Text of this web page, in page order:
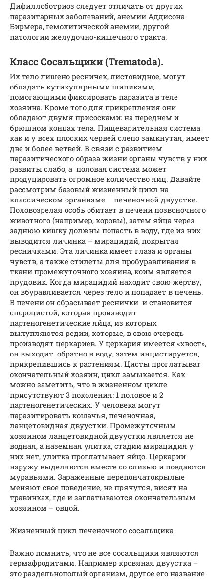
Дифиллоботриоз следует отличать от других
паразитарных заболеваний, анемии Аддисона-
Бирмера, гемолитической анемии, другой
патологии желудочно-кишечного тракта.
Класс Сосальщики (Trematoda).
Их тело лишено ресничек, листовидное, могут
обладать кутикулярными шипиками,
помогающими фиксировать паразита в теле
хозяина. Кроме того для прикрепления они
обладают двумя присосками: на переднем и
брюшном концах тела. Пищеварительная система
как и у всех плоских червей слепо замкнутая, имеет
две и более ветвей. В связи с развитием
паразитического образа жизни органы чувств у них
развиты слабо, а половая система может
продуцировать огромное количество яиц. Давайте
рассмотрим базовый жизненный цикл на
классическом организме – печеночной двуустке.
Половозрелая особь обитает в печени позвоночного
животного (например, коровы), затем яйца через
заднюю кишку должны попасть в воду, где из них
выводится личинка – мирацидий, покрытая
ресничками. Эта личинка имеет глаза и органы
чувств, а также стилеты для пробуравливания в
ткани промежуточного хозяина, коим является
прудовик. Когда мирацидий находит свою жертву,
он вбуравливается через тело и попадает в печень.
В печени он сбрасывает реснички и становится
спороцистой, которая производит
партеногенетические яйца, из которых
вылупляются редии, которые, в свою очередь
производят церкариев. У церкария имеется «хвост»,
он выходит обратно в воду, затем инцистируется,
прикрепившись к растениям. Цисты проглатыват
окончательный хозяин, цикл замыкается. Как
можно заметить, что в жизненном цикле
присутствуют 3 поколения: 1 половое и 2
партеногенетических. У человека могут
паразитировать кошачья, печеночная,
ланцетовидная двуустки. Промежуточным
хозяином ланцетовидной двуустки является не
водная, а наземная улитка, стадии мирацидия у
них нет, улитка проглатывает яйцо. Церкарии
наружу выделяются вместе со слизью и поедаются
муравьями. Зараженные перепончатокрылые
меняют свое поведение, не прячутся, висят на
травинках, где и заглатываются окончательным
хозяином – овцой.
Жизненный цикл печеночного сосальщика
Важно помнить, что не все сосальщики являются
гермафродитами. Например кровяная двуустка –
это раздельнополый организм, другое его название